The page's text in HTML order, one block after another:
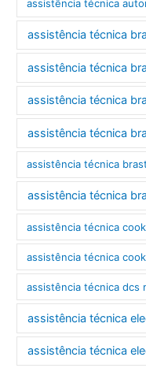
assistência técnica
assistência técnica
assistência técnica
assistência técnica
assistência técnica
assistência técnica
assistência técnica
assistência técnica
assistência técnica
assistência técnica dcs
assistência técnica
assistência técnica